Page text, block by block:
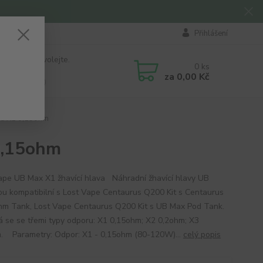
Přihlášení
si rady? Zavolejte.
0 ks
za 0,00 Kč
X1 0,15ohm
UB Max X1 žhavící hlava Náhradní žhavící hlavy UB
kompatibilní s Lost Vape Centaurus Q200 Kit s Centaurus
Tank, Lost Vape Centaurus Q200 Kit s UB Max Pod Tank.
se se třemi typy odporu: X1 0,15ohm; X2 0,2ohm; X3
Parametry: Odpor: X1 - 0,15ohm (80-120W)... celý popis